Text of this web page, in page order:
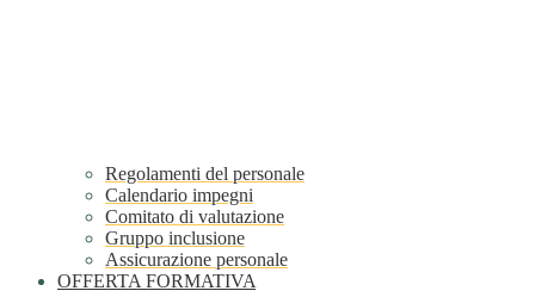
Regolamenti del personale
Calendario impegni
Comitato di valutazione
Gruppo inclusione
Assicurazione personale
OFFERTA FORMATIVA